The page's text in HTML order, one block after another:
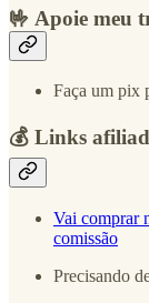
🤟 Apoie meu
Faça um pix
💰 Links
Vai comprar
comissão
Precisando